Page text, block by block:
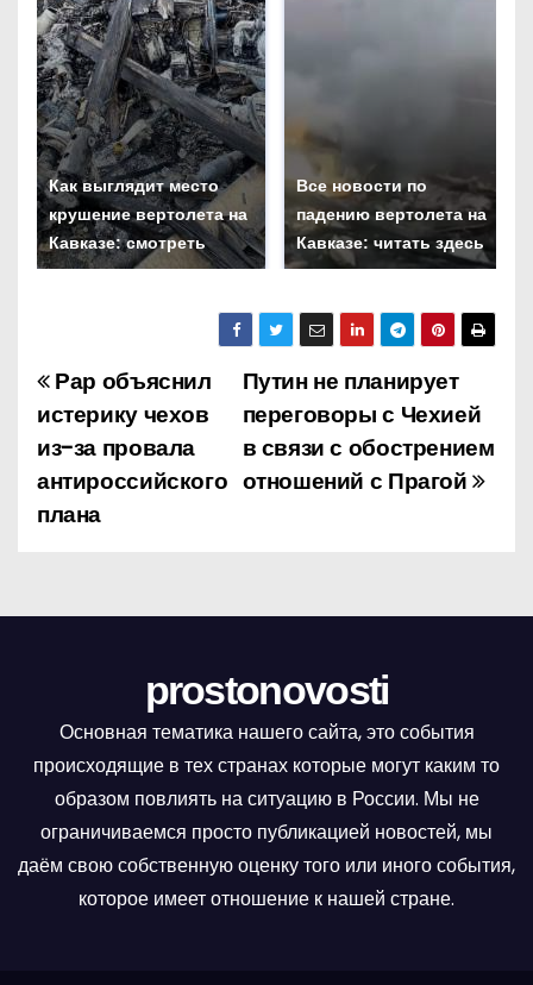
Как выглядит место
крушение вертолета на
Кавказе: смотреть
Все новости по
падению вертолета на
Кавказе: читать здесь
Н
а
в
я
п
Путин не планирует
переговоры с Чехией
в связи с обострением
отношений с Прагой
Рар объяснил
истерику чехов
из-за провала
антироссийского
плана
prostonovosti
Основная тематика нашего сайта, это события
происходящие в тех странах которые могут каким то
образом повлиять на ситуацию в России. Мы не
ограничиваемся просто публикацией новостей, мы
даём свою собственную оценку того или иного события,
которое имеет отношение к нашей стране.